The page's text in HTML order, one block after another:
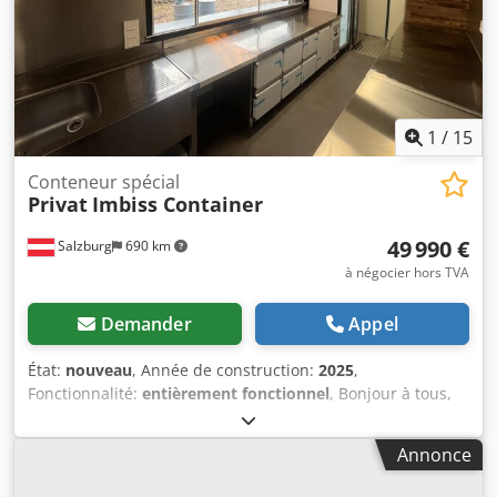
durée de vie, une excellente résistance à la corrosion et
une conformité totale aux exigences européennes PED.
1 / 15
Salzburg 690 km
Conteneur spécial
Privat Imbiss Container
49 990 €
à négocier hors TVA
Demander Appel
État: nouveau, Année de construction: 2025,
Fonctionnalité: entièrement fonctionnel, Bonjour à tous,
Conteneur 20 pieds neuf, aménagé à usage privé en snack
mobile. Équipement intérieur idéal pour un stand de
saucisses, poulet rôti, burgers, kebab, snack thaïlandais ou
Annonce